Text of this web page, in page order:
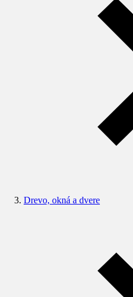
Drevo, okná a dvere